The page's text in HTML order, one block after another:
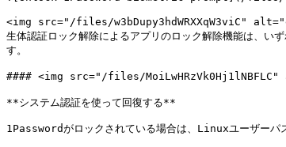
<img src="/files/w3bDupy3hdWRXXqW3viC"
生体認証ロック解除によるアプリのロック解除機能は、
す。
#### <img src="/files/
**システム認証を使って回復する**
1Passwordがロックされている場合は、Linuxユーザーパ